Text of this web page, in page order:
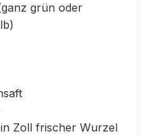
grün oder
Zoll frischer Wurzel